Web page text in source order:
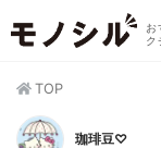
お
ク
TOP
珈琲豆♡